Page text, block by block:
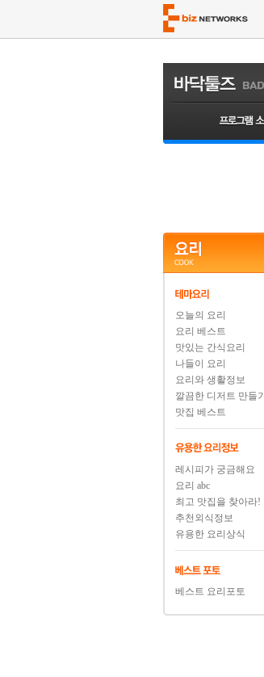
오늘의 요리
요리 베스트
맛있는 간식요리
나들이 요리
요리와 생활정보
깔끔한 디저트 만들기
맛집 베스트
레시피가 궁금해요
요리 abc
최고 맛집을 찾아라!
추천외식정보
유용한 요리상식
베스트 요리포토